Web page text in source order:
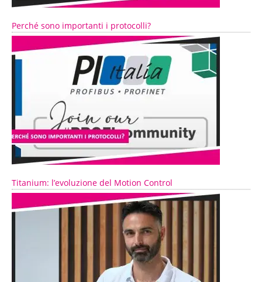
Perché sono importanti i protocolli?
Titanium: l’evoluzione del Motion Control